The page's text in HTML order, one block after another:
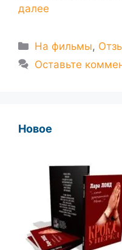
далее
Рубрики
На фильмы,
Оставьте
Новое